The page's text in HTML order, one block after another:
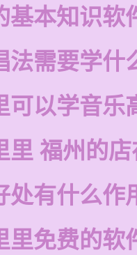
基本知识软
法需要学什
可以学音乐
里 福州的
处有什么作
里免费的软